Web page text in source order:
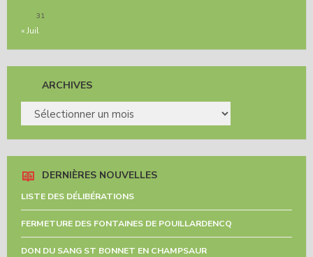
31
« Juil
ARCHIVES
DERNIÈRES NOUVELLES
LISTE DES DÉLIBÉRATIONS
FERMETURE DES FONTAINES DE POUILLARDENCQ
DON DU SANG ST BONNET EN CHAMPSAUR